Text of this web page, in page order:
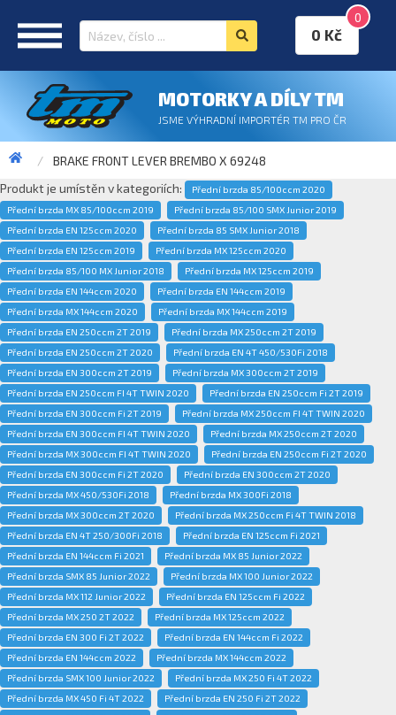
0
0 Kč
MOTORKY A DÍLY TM
JSME VÝHRADNÍ IMPORTÉR TM PRO ČR
BRAKE FRONT LEVER BREMBO X 69248
Produkt je umístěn v kategoriích:
Přední brzda 85/100ccm 2020
Přední brzda MX 85/100ccm 2019
Přední brzda 85/100 SMX Junior 2019
Přední brzda EN 125ccm 2020
Přední brzda 85 SMX Junior 2018
Přední brzda EN 125ccm 2019
Přední brzda MX 125ccm 2020
Přední brzda 85/100 MX Junior 2018
Přední brzda MX 125ccm 2019
Přední brzda EN 144ccm 2020
Přední brzda EN 144ccm 2019
Přední brzda MX 144ccm 2020
Přední brzda MX 144ccm 2019
Přední brzda EN 250ccm 2T 2019
Přední brzda MX 250ccm 2T 2019
Přední brzda EN 250ccm 2T 2020
Přední brzda EN 4T 450/530Fi 2018
Přední brzda EN 300ccm 2T 2019
Přední brzda MX 300ccm 2T 2019
Přední brzda EN 250ccm FI 4T TWIN 2020
Přední brzda EN 250ccm Fi 2T 2019
Přední brzda EN 300ccm Fi 2T 2019
Přední brzda MX 250ccm FI 4T TWIN 2020
Přední brzda EN 300ccm FI 4T TWIN 2020
Přední brzda MX 250ccm 2T 2020
Přední brzda MX 300ccm FI 4T TWIN 2020
Přední brzda EN 250ccm Fi 2T 2020
Přední brzda EN 300ccm Fi 2T 2020
Přední brzda EN 300ccm 2T 2020
Přední brzda MX 450/530Fi 2018
Přední brzda MX 300Fi 2018
Přední brzda MX 300ccm 2T 2020
Přední brzda MX 250ccm Fi 4T TWIN 2018
Přední brzda EN 4T 250/300Fi 2018
Přední brzda EN 125ccm Fi 2021
Přední brzda EN 144ccm Fi 2021
Přední brzda MX 85 Junior 2022
Přední brzda SMX 85 Junior 2022
Přední brzda MX 100 Junior 2022
Přední brzda MX 112 Junior 2022
Přední brzda EN 125ccm Fi 2022
Přední brzda MX 250 2T 2022
Přední brzda MX 125ccm 2022
Přední brzda EN 300 Fi 2T 2022
Přední brzda EN 144ccm Fi 2022
Přední brzda EN 144ccm 2022
Přední brzda MX 144ccm 2022
Přední brzda SMX 100 Junior 2022
Přední brzda MX 250 Fi 4T 2022
Přední brzda MX 450 Fi 4T 2022
Přední brzda EN 250 Fi 2T 2022